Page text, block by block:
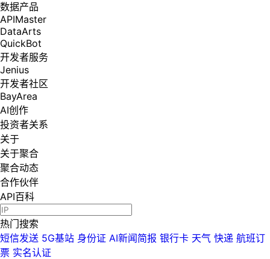
数据产品
APIMaster
DataArts
QuickBot
开发者服务
Jenius
开发者社区
BayArea
AI创作
投资者关系
关于
关于聚合
聚合动态
合作伙伴
API百科
热门搜索
短信发送 5G基站 身份证 AI新闻简报 银行卡 天气 快递 航班订
票 实名认证